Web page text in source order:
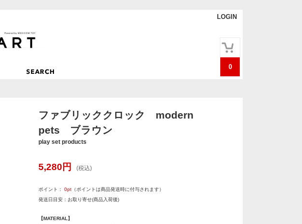
LOGIN
0
ファブリッククロック modern
pets ブラウン
play set products
5,280 円 (税込)
ポイント： 0pt （ポイントは商品発送時に付与されます）
発送日目安：お取り寄せ(商品入荷後)
【MATERIAL】